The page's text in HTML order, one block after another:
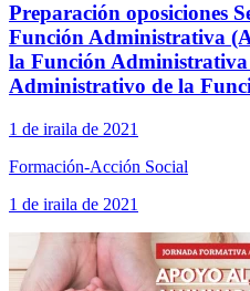
Preparación oposiciones
Función Administrativa
la Función
Administrativo de la
1 de iraila de 2021
Formación-Acción Social
1 de iraila de 2021